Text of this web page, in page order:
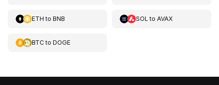
ETH to BNB SOL to AVAX
BTCto DOGE